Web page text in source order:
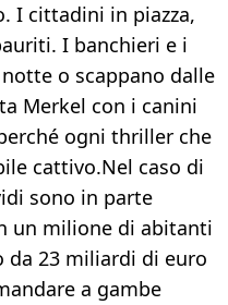
I cittadini in piazza,
I banchieri e i
o scappano dalle
Merkel con i canini
ogni thriller che
cattivo.Nel caso di
sono in parte
un milione di abitanti
23 miliardi di euro
a gambe